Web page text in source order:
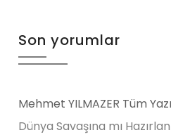
Son yorumlar
Mehmet YILMAZER Tüm
Dünya Savaşına mı